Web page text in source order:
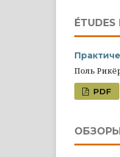
ÉTUDES
Поль
PDF